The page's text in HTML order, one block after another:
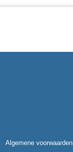
Algemene voorwaarden